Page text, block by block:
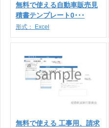
無料で使える自動車販売見
積書テンプレート0･･･
形式： Excel
無料で使える 工事用、請求